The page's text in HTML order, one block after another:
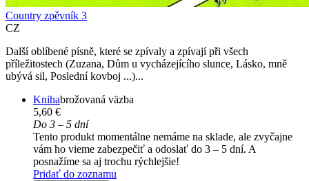
Country zpěvník 3
CZ
Další oblíbené písně, které se zpívaly a zpívají při všech
příležitostech (Zuzana, Dům u vycházejícího slunce, Lásko, mně
ubývá sil, Poslední kovboj ...)...
Knihabrožovaná väzba
5,60 €
Do 3 – 5 dní
Tento produkt momentálne nemáme na sklade, ale zvyčajne
vám ho vieme zabezpečiť a odoslať do 3 – 5 dní. A
posnažíme sa aj trochu rýchlejšie!
Pridať do zoznamu